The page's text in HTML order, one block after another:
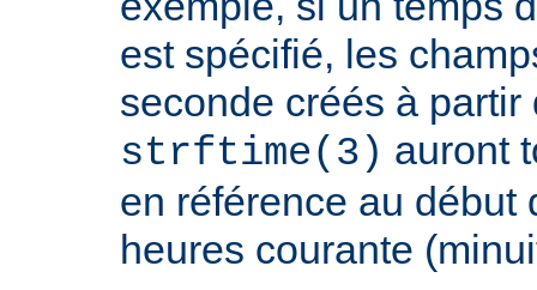
est spécifié, les
seconde créés à partir
strftime(3) auront
en référence au début
heures courante